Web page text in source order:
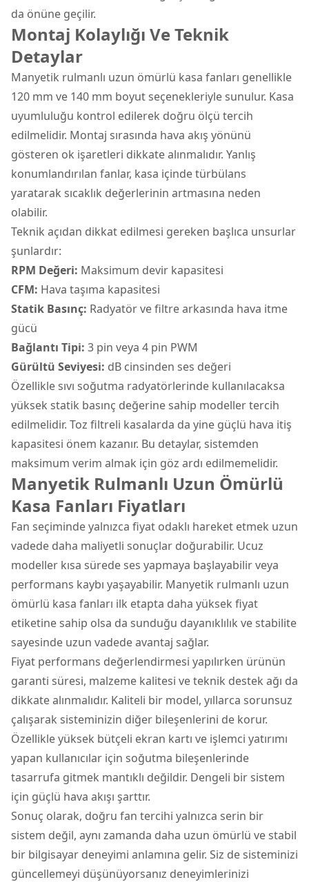
da önüne geçilir.
Montaj Kolaylığı Ve Teknik
Detaylar
Manyetik rulmanlı uzun ömürlü kasa fanları genellikle
120 mm ve 140 mm boyut seçenekleriyle sunulur. Kasa
uyumluluğu kontrol edilerek doğru ölçü tercih
edilmelidir. Montaj sırasında hava akış yönünü
gösteren ok işaretleri dikkate alınmalıdır. Yanlış
konumlandırılan fanlar, kasa içinde türbülans
yaratarak sıcaklık değerlerinin artmasına neden
olabilir.
Teknik açıdan dikkat edilmesi gereken başlıca unsurlar
şunlardır:
RPM Değeri: Maksimum devir kapasitesi
CFM: Hava taşıma kapasitesi
Statik Basınç: Radyatör ve filtre arkasında hava itme
gücü
Bağlantı Tipi: 3 pin veya 4 pin PWM
Gürültü Seviyesi: dB cinsinden ses değeri
Özellikle sıvı soğutma radyatörlerinde kullanılacaksa
yüksek statik basınç değerine sahip modeller tercih
edilmelidir. Toz filtreli kasalarda da yine güçlü hava itiş
kapasitesi önem kazanır. Bu detaylar, sistemden
maksimum verim almak için göz ardı edilmemelidir.
Manyetik Rulmanlı Uzun Ömürlü
Kasa Fanları Fiyatları
Fan seçiminde yalnızca fiyat odaklı hareket etmek uzun
vadede daha maliyetli sonuçlar doğurabilir. Ucuz
modeller kısa sürede ses yapmaya başlayabilir veya
performans kaybı yaşayabilir. Manyetik rulmanlı uzun
ömürlü kasa fanları ilk etapta daha yüksek fiyat
etiketine sahip olsa da sunduğu dayanıklılık ve stabilite
sayesinde uzun vadede avantaj sağlar.
Fiyat performans değerlendirmesi yapılırken ürünün
garanti süresi, malzeme kalitesi ve teknik destek ağı da
dikkate alınmalıdır. Kaliteli bir model, yıllarca sorunsuz
çalışarak sisteminizin diğer bileşenlerini de korur.
Özellikle yüksek bütçeli ekran kartı ve işlemci yatırımı
yapan kullanıcılar için soğutma bileşenlerinde
tasarrufa gitmek mantıklı değildir. Dengeli bir sistem
için güçlü hava akışı şarttır.
Sonuç olarak, doğru fan tercihi yalnızca serin bir
sistem değil, aynı zamanda daha uzun ömürlü ve stabil
bir bilgisayar deneyimi anlamına gelir. Siz de sisteminizi
güncellemeyi düşünüyorsanız deneyimlerinizi